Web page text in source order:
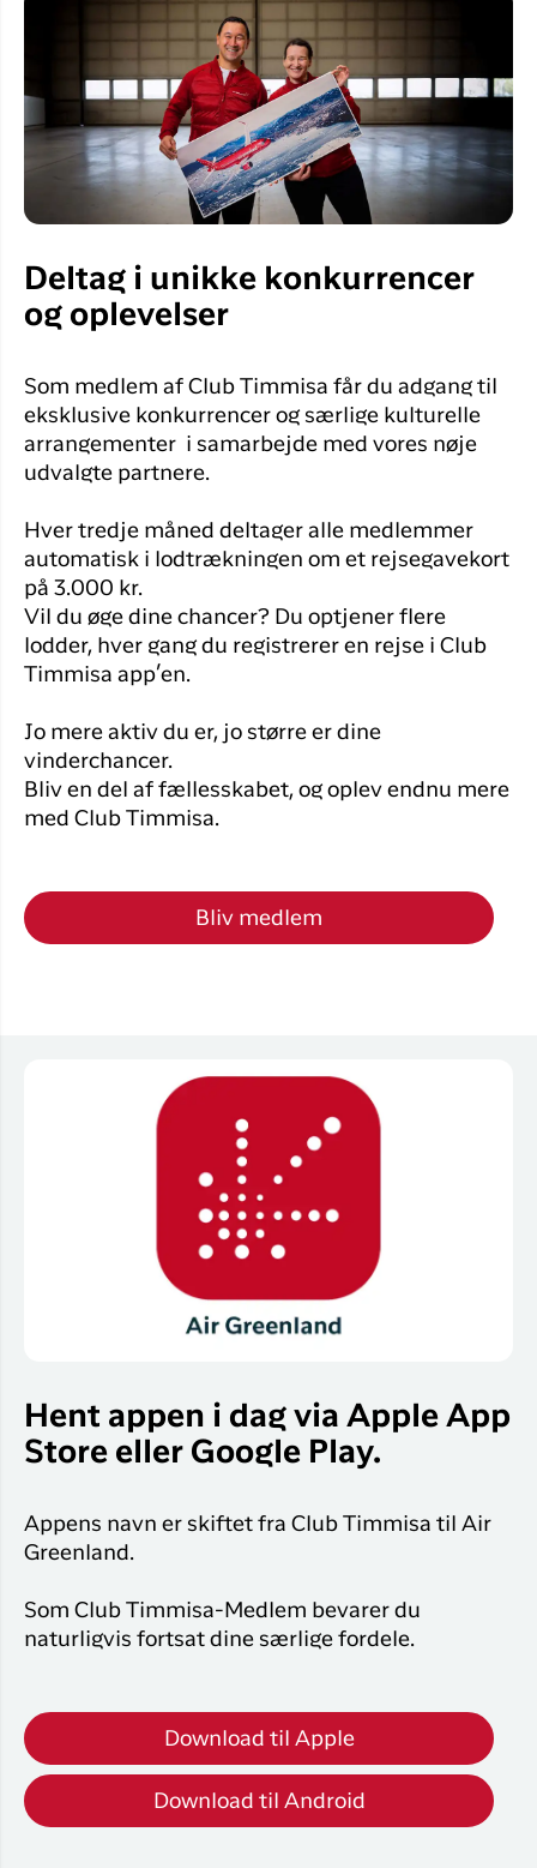
Deltag i unikke konkurrencer
og oplevelser
Som medlem af Club Timmisa får du adgang til
eksklusive konkurrencer og særlige kulturelle
arrangementer i samarbejde med vores nøje
udvalgte partnere.
Hver tredje måned deltager alle medlemmer
automatisk i lodtrækningen om et rejsegavekort
på 3.000 kr.
Vil du øge dine chancer? Du optjener flere
lodder, hver gang du registrerer en rejse i Club
Timmisa app’en.
Jo mere aktiv du er, jo større er dine
vinderchancer.
Bliv en del af fællesskabet, og oplev endnu mere
med Club Timmisa.
Bliv medlem
Hent appen i dag via Apple App
Store eller Google Play.
Appens navn er skiftet fra Club Timmisa til Air
Greenland.
Som Club Timmisa-Medlem bevarer du
naturligvis fortsat dine særlige fordele.
Download til Apple
Download til Android